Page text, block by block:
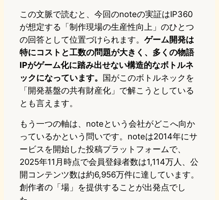
この文脈で読むと、今回のnoteの実証はIP360
が想定する「制作現場の生産性向上」のひとつ
の回答として位置づけられます。 ゲーム開発は
特にコストと工数の問題が大きく、多くの物語
IPがゲーム化に踏み出せない構造的なボトルネ
ックになっています。 国がこのボトルネックを
「開発基盤の共有財産化」で解こうとしている
とも言えます。
もう一つの軸は、noteという会社がどこへ向か
っているかという問いです。noteは2014年にサ
ービスを開始した投稿プラットフォームで、
2025年11月時点で会員登録者数は1,114万人、公
開コンテンツ数は約6,956万件に達しています。
創作者の「場」を提供することが出発点でし